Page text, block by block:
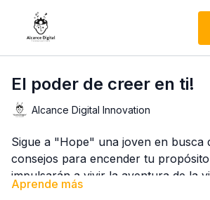
El poder de creer en ti!
Alcance Digital Innovation
Sigue a "Hope" una joven en busca
consejos para encender tu
impulsarán a vivir la aventura de la
prospera y feliz!
Aprende más